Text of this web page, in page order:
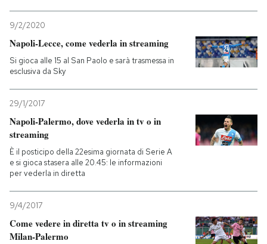
9/2/2020
Napoli-Lecce, come vederla in streaming
Si gioca alle 15 al San Paolo e sarà trasmessa in
esclusiva da Sky
29/1/2017
Napoli-Palermo, dove vederla in tv o in
streaming
È il posticipo della 22esima giornata di Serie A
e si gioca stasera alle 20.45: le informazioni
per vederla in diretta
9/4/2017
Come vedere in diretta tv o in streaming
Milan-Palermo